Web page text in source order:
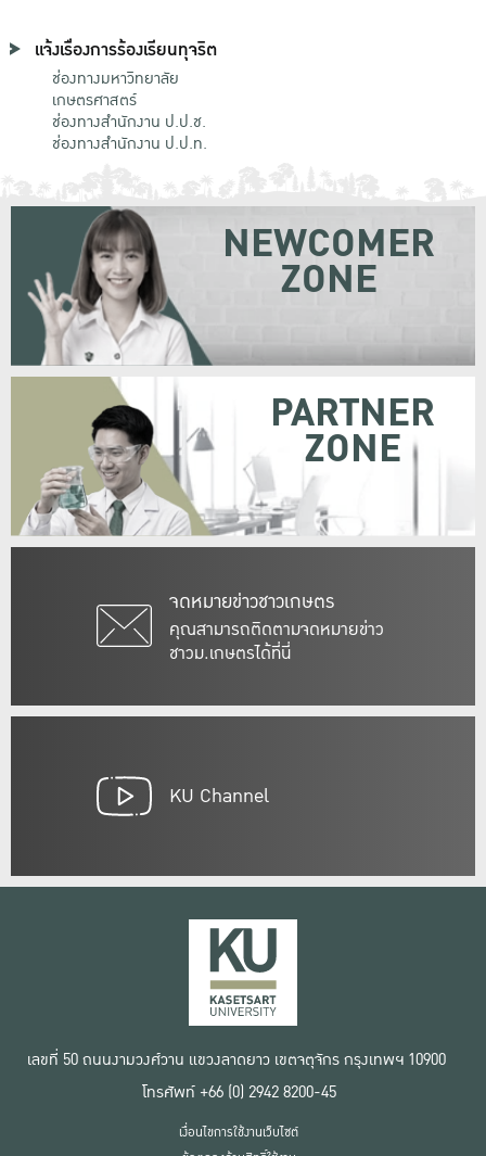
แจ้งเรื่องการร้องเรียนทุจริต
ช่องทางมหาวิทยาลัย
เกษตรศาสตร์
ช่องทางสำนักงาน ป.ป.ช.
ช่องทางสำนักงาน ป.ป.ท.
จดหมายข่าวชาวเกษตร
คุณสามารถติดตามจดหมายข่าว
ชาวม.เกษตรได้ที่นี่
NEWCOMER
ZONE
PARTNER
ZONE
KU Channel
เลขที่ 50 ถนนงามวงศ์วาน แขวงลาดยาว เขตจตุจักร กรุงเทพฯ 10900
โทรศัพท์ +66 (0) 2942 8200-45
เงื่อนไขการใช้งานเว็บไซต์